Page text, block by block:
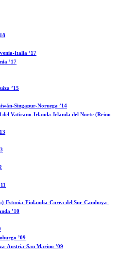
Italia ’17
’17
’15
Singapur-Noruega ’14
del Vaticano-Irlanda-Irlanda del Norte (Reino
Estonia-Finlandia-Corea del Sur-Camboya-
’10
’09
Austria-San Marino ’09